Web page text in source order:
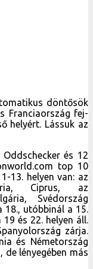
döntősök
Franciaország fej-
helyért. Lássuk az
és 12
top 10
13. helyen van: az
Ciprus, az
Svédország
18., utóbbinál a 15.
és 22. helyen áll.
zárja.
és Németország
de lényegében más